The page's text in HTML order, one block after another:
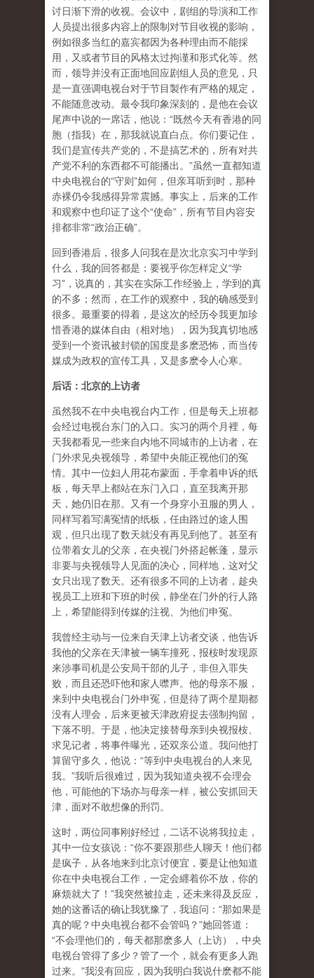
讨日渐下滑的收视。会议中，剧组的导演和工作
人员提出很多内容上的限制对节目收视的影响，
例如很多当红的嘉宾都因为各种理由而不能採
用，又或者节目的风格太过拘谨和形式化等。然
而，领导并没有正面地回应剧组人员的意见，只
是一直强调电视台对于节目製作有严格的规定，
不能随意改动。最令我印象深刻的，是他在会议
尾声中说的一席话，他说：“既然今天有香港的同
胞（指我）在，那我就说直白点。你们要记住，
我们是宣传共产党的，不是搞艺术的，所有对共
产党不利的东西都不可能播出。”虽然一直都知道
中央电视台的“守则”如何，但亲耳听到时，那种
赤裸仍令我感得异常震撼。事实上，后来的工作
和观察中也印证了这个“使命”，所有节目内容安
排都非常“政治正确”。
回到香港后，很多人问我在是次北京实习中学到
什么，我的回答都是：要视乎你怎样定义“学
习”，说真的，其实在实际工作经验上，学到的真
的不多；然而，在工作的观察中，我的确感受到
很多。最重要的得着，是这次的经历令我更加珍
惜香港的媒体自由（相对地），因为我真切地感
受到一个资讯被封锁的国度是多麽恐怖，而当传
媒成为政权的宣传工具，又是多麽令人心寒。
后话：北京的上访者
虽然我不在中央电视台内工作，但是每天上班都
会经过电视台东门的入口。实习的两个月裡，每
天我都看见一些来自内地不同城市的上访者，在
门外求见央视领导，希望中央能正视他们的冤
情。其中一位妇人用花布蒙面，手拿着申诉的纸
板，每天早上都站在东门入口，直至我离开那
天，她仍旧在那。又有一个身穿小丑服的男人，
同样写着写满冤情的纸板，任由路过的途人围
观，但只出现了数天就没有再见到他了。甚至有
位带着女儿的父亲，在央视门外搭起帐蓬，显示
非要与央视领导人见面的决心，同样地，这对父
女只出现了数天。还有很多不同的上访者，趁央
视员工上班和下班的时侯，静坐在门外的行人路
上，希望能得到传媒的注视、为他们申冤。
我曾经主动与一位来自天津上访者交谈，他告诉
我他的父亲在天津被一辆车撞死，报桉时发现原
来涉事司机是公安局干部的儿子，非但入罪失
败，而且还恐吓他和家人噤声。他的母亲不服，
来到中央电视台门外申冤，但是待了两个星期都
没有人理会，后来更被天津政府捉去强制拘留，
下落不明。于是，他决定接替母亲到央视报桉、
求见记者，将事件曝光，还双亲公道。我问他打
算留守多久，他说：“等到中央电视台的人来见
我。”我听后很难过，因为我知道央视不会理会
他，可能他的下场亦与母亲一样，被公安抓回天
津，面对不敢想像的刑罚。
这时，两位同事刚好经过，二话不说将我拉走，
其中一位女孩说：“你不要跟那些人聊天！他们都
是疯子，从各地来到北京讨便宜，要是让他知道
你在中央电视台工作，一定会纒着你不放，你的
麻烦就大了！”我突然被拉走，还未来得及反应，
她的这番话的确让我犹豫了，我追问：“那如果是
真的呢？中央电视台都不会管吗？”她回答道：
“不会理他们的，每天都那麽多人（上访），中央
电视台管得了多少？管了一个，就会有更多人跑
过来。”我没有回应，因为我明白我说什麽都不能